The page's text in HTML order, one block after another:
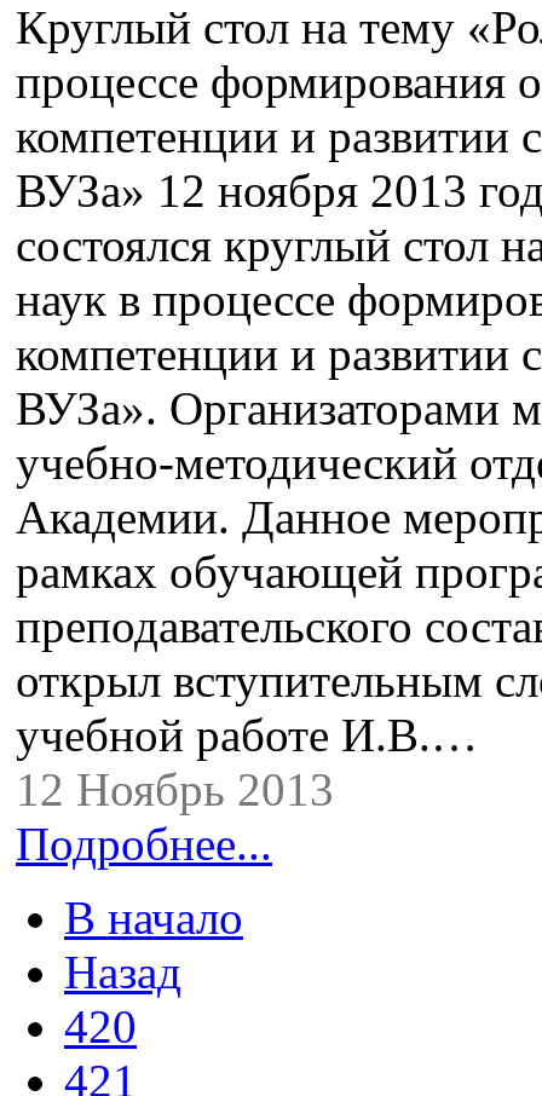
Круглый стол на тему
процессе формирования
компетенции и развитии
ВУЗа» 12 ноября 2013
состоялся круглый стол
наук в процессе
компетенции и развитии
ВУЗа». Организаторами
учебно-методический
Академии. Данное
рамках обучающей
преподавательского
открыл вступительным
учебной работе И.В.…
12 Ноябрь 2013
Подробнее...
В начало
Назад
420
421